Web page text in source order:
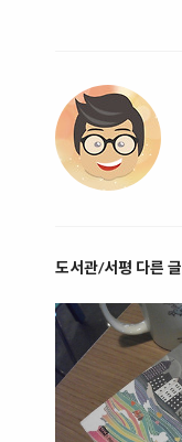
도서관/서평 다른 글